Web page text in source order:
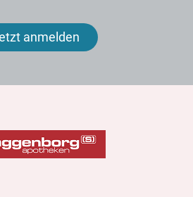
anmelden